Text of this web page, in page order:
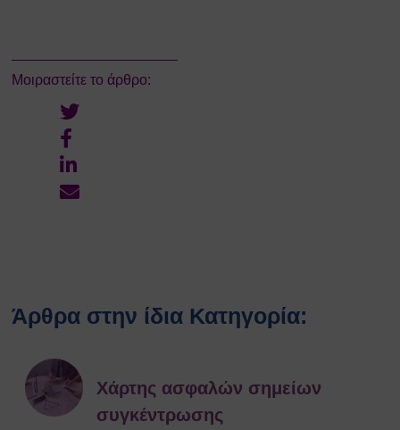
COPYRIGHT © 2026 Αθήνα
Μοιραστείτε το άρθρο:
Άρθρα στην ίδια Κατηγορία:
Xάρτης ασφαλών σημείων
συγκέντρωσης